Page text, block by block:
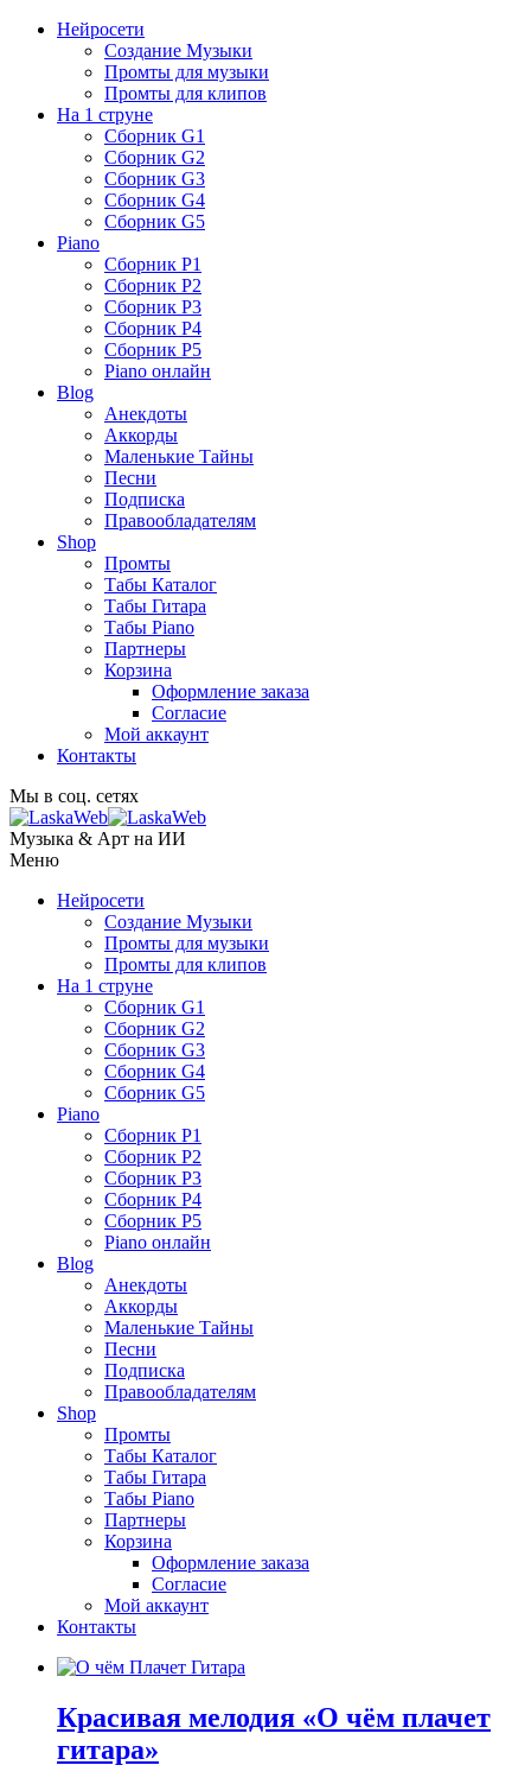
Нейросети
Создание Музыки
Промты для музыки
Промты для клипов
На 1 струне
Сборник G1
Сборник G2
Сборник G3
Сборник G4
Сборник G5
Piano
Сборник P1
Сборник P2
Сборник P3
Сборник P4
Сборник P5
Piano онлайн
Blog
Анекдоты
Аккорды
Маленькие Тайны
Песни
Подписка
Правообладателям
Shop
Промты
Табы Каталог
Табы Гитара
Табы Piano
Партнеры
Корзина
Оформление заказа
Согласие
Мой аккаунт
Контакты
Мы в соц. сетях
Музыка & Арт на ИИ
Меню
Нейросети
Создание Музыки
Промты для музыки
Промты для клипов
На 1 струне
Сборник G1
Сборник G2
Сборник G3
Сборник G4
Сборник G5
Piano
Сборник P1
Сборник P2
Сборник P3
Сборник P4
Сборник P5
Piano онлайн
Blog
Анекдоты
Аккорды
Маленькие Тайны
Песни
Подписка
Правообладателям
Shop
Промты
Табы Каталог
Табы Гитара
Табы Piano
Партнеры
Корзина
Оформление заказа
Согласие
Мой аккаунт
Контакты
Красивая мелодия «О чём плачет
гитара»